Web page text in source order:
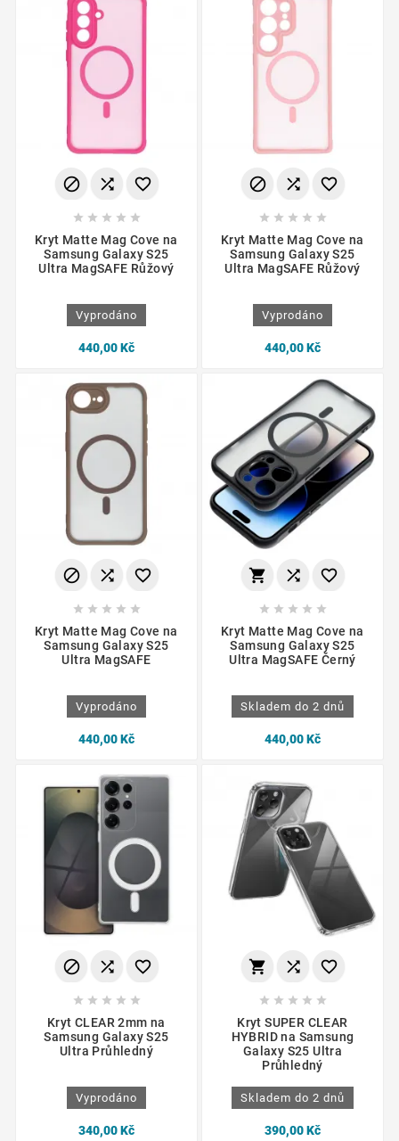
  
    
Kryt Matte Mag Cove na
Samsung Galaxy S25
Ultra MagSAFE Růžový
Vyprodáno
440,00 Kč
  
    
Kryt Matte Mag Cove na
Samsung Galaxy S25
Ultra MagSAFE Růžový
Vyprodáno
440,00 Kč
  
    
Kryt Matte Mag Cove na
Samsung Galaxy S25
Ultra MagSAFE
Vyprodáno
440,00 Kč
  
    
Kryt Matte Mag Cove na
Samsung Galaxy S25
Ultra MagSAFE Černý
Skladem do 2 dnů
440,00 Kč
  
    
Kryt CLEAR 2mm na
Samsung Galaxy S25
Ultra Průhledný
Vyprodáno
340,00 Kč
  
    
Kryt SUPER CLEAR
HYBRID na Samsung
Galaxy S25 Ultra
Průhledný
Skladem do 2 dnů
390,00 Kč